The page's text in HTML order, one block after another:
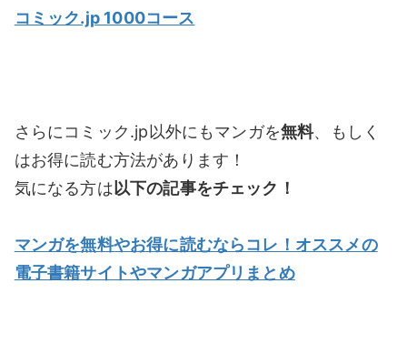
コミック.jp 1000コース
さらにコミック.jp以外にもマンガを無料、もしく
はお得に読む方法があります！
気になる方は以下の記事をチェック！
マンガを無料やお得に読むならコレ！オススメの
電子書籍サイトやマンガアプリまとめ